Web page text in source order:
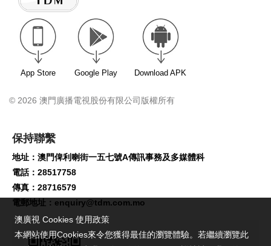
App Store Google Play Download APK
© 2026 澳門廣播電視股份有限公司版權所有
保持聯繫
地址：澳門俾利喇街一五七號A傳訊事務及多媒體科
電話：28517758
傳真：28716579
電郵地址： enquiry@tdm.com.mo
澳廣視 Cookies 使用政策
本網站使用Cookies來令您獲得最佳的瀏覽體驗。若繼續瀏覽此